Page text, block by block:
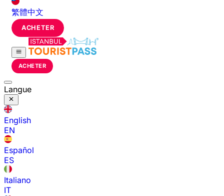
繁體中文
ACHETER
ACHETER
Langue
English
EN
Español
ES
Italiano
IT